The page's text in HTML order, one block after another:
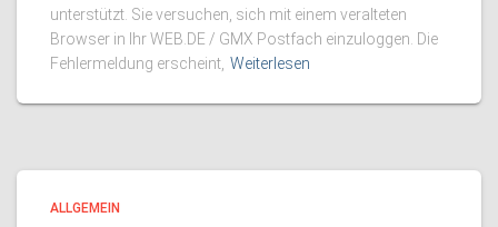
unterstützt. Sie versuchen, sich mit einem veralteten
Browser in Ihr WEB.DE / GMX Postfach einzuloggen. Die
Fehlermeldung erscheint, Weiterlesen
ALLGEMEIN